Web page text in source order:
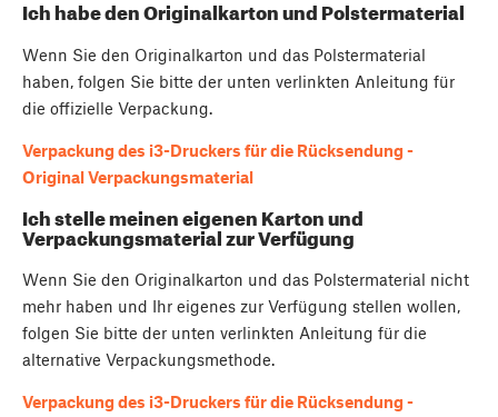
Ich habe den Originalkarton und Polstermaterial
Wenn Sie den Originalkarton und das Polstermaterial
haben, folgen Sie bitte der unten verlinkten Anleitung für
die offizielle Verpackung.
Verpackung des i3-Druckers für die Rücksendung -
Original Verpackungsmaterial
Ich stelle meinen eigenen Karton und
Verpackungsmaterial zur Verfügung
Wenn Sie den Originalkarton und das Polstermaterial nicht
mehr haben und Ihr eigenes zur Verfügung stellen wollen,
folgen Sie bitte der unten verlinkten Anleitung für die
alternative Verpackungsmethode.
Verpackung des i3-Druckers für die Rücksendung -